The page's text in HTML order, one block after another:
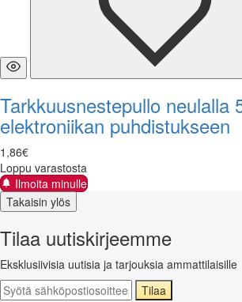
Tarkkuusnestepullo neulalla
elektroniikan puhdistukseen
1 ,86€
Loppu varastosta
Ilmoita minulle
Takaisin ylös
Tilaa uutiskirjeemme
Eksklusiivisia uutisia ja tarjouksia ammattilaisille
Tilaa